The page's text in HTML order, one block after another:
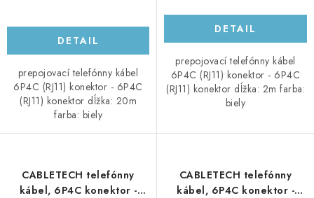
DETAIL
prepojovací telefónny kábel
6P4C (RJ11) konektor - 6P4C
(RJ11) konektor dĺžka: 20m
farba: biely
DETAIL
prepojovací telefónny kábel
6P4C (RJ11) konektor - 6P4C
(RJ11) konektor dĺžka: 2m farba:
biely
CABLETECH telefónny
kábel, 6P4C konektor -
CABLETECH telefónny
kábel, 6P4C konektor -